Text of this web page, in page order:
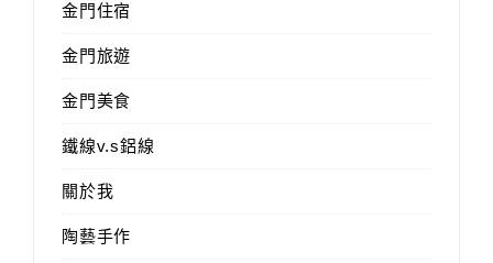
金門住宿
金門旅遊
金門美食
鐵線v.s鋁線
關於我
陶藝手作